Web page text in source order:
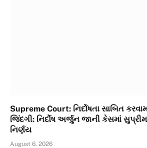
Supreme Court: નિર્દોષતા સાબિત
જિંદગી: નિર્દોષ અર્જુન જાની કેસમાં સુપ્રીમ
નિર્ણય
August 6, 2026